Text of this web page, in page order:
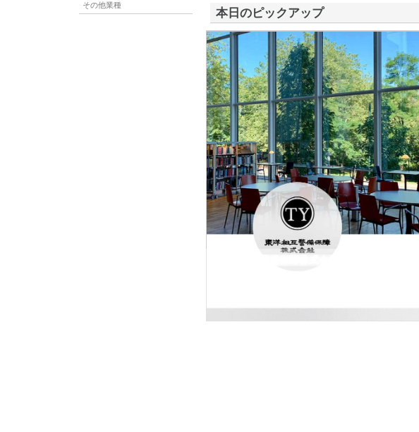
その他業種
本日のピックアップ